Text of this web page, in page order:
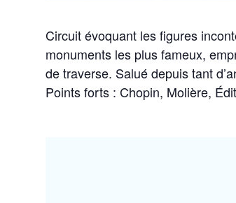
Circuit évoquant les figures
monuments les plus fameux,
de traverse. Salué depuis tant
Points forts : Chopin, Molière,